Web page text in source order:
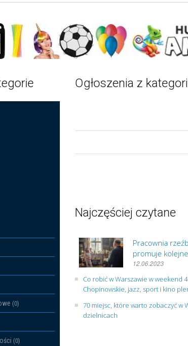
(0)
(0)
Ogłoszenia z
Najczęściej czytane
Pracownia
promuje
12.06.2023
Co robić w Warszawie w weekend
Chopinowskie, jazz, sport i kino
70 miejsc, które warto zobaczyć w
dzielnicach